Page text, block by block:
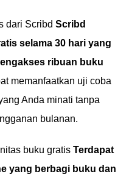
dari Scribd Scribd
selama 30 hari yang
ribuan buku
memanfaatkan uji coba
Anda minati tanpa
bulanan.
buku gratis Terdapat
yang berbagi buku dan